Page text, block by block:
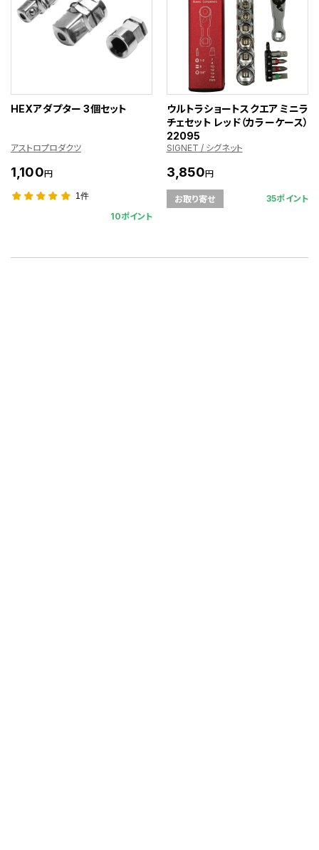
HEXアダプター 3個セット
アストロプロダクツ
1,100円
1件
10ポイント
ウルトラショートスクエア ミニラ
チェセット レッド（カラーケース）
22095
SIGNET / シグネット
3,850円
お取り寄せ 35ポイント